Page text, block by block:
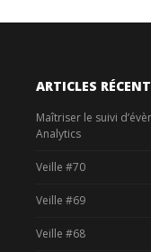
ARTICLES
Maîtriser le suivi
Analytics
Veille #70
Veille #69
Veille #68